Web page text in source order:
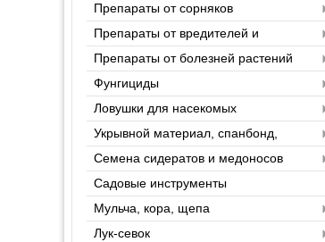
Препараты от сорняков
Препараты от вредителей и
насекомых
Препараты от болезней растений
Фунгициды
Ловушки для насекомых
Укрывной материал, спанбонд,
агроспан
Семена сидератов и медоносов
Садовые инструменты
Мульча, кора, щепа
Лук-севок